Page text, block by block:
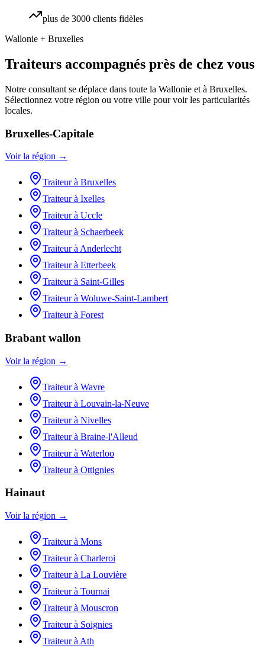
plus de 3000 clients fidèles
Wallonie + Bruxelles
Traiteurs accompagnés près de chez vous
Notre consultant se déplace dans toute la Wallonie et à Bruxelles.
Sélectionnez votre région ou votre ville pour voir les particularités
locales.
Bruxelles-Capitale
Voir la région →
Traiteurà Bruxelles
Traiteurà Ixelles
Traiteurà Uccle
Traiteurà Schaerbeek
Traiteurà Anderlecht
Traiteurà Etterbeek
Traiteurà Saint-Gilles
Traiteurà Woluwe-Saint-Lambert
Traiteurà Forest
Brabant wallon
Voir la région →
Traiteurà Wavre
Traiteurà Louvain-la-Neuve
Traiteurà Nivelles
Traiteurà Braine-l'Alleud
Traiteurà Waterloo
Traiteurà Ottignies
Hainaut
Voir la région →
Traiteurà Mons
Traiteurà Charleroi
Traiteurà La Louvière
Traiteurà Tournai
Traiteurà Mouscron
Traiteurà Soignies
Traiteurà Ath